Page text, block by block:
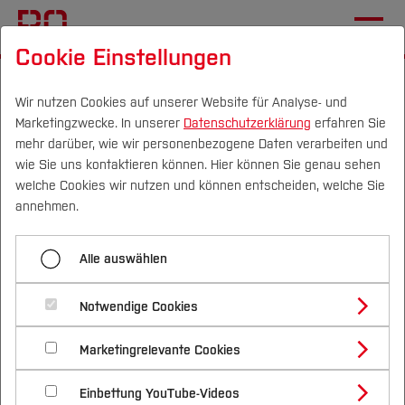
Campus Personen DE|EN Quicklinks
Studium
Studienangebote
Bachelorstudiengänge
Masterstudiengänge
Vor dem Studium
Bewerben & Einschreiben
Bewerbungsportal
Im Studium
Studienbüros und Prüfungen
Nach dem Studium
Forschung & Transfer
Profil
Forschungs- und Transferprofil
Schwerpunkte (FuT)
Beratung & Förderung
Nachhaltigkeit
Nachhaltigkeit studieren
International
2. Forschungssymposium
der Bochumer Hochschulen
für Angewandte
Wissenschaften
10.06.2026, 10:00 UhrForschung
Termin speichern (.ics)
Ort:Technische
Hochschule Georg Agricola, Studierendenzentrum
Cookie Einstellungen
Wir nutzen Cookies auf unserer Website für Analyse- und
Marketingzwecke. In unserer Datenschutzerklärung erfahren Sie
mehr darüber, wie wir personenbezogene Daten verarbeiten und
wie Sie uns kontaktieren können. Hier können Sie genau sehen
welche Cookies wir nutzen und können entscheiden, welche Sie
annehmen.
Alle auswählen
Notwendige Cookies
Marketingrelevante Cookies
Einbettung YouTube-Videos